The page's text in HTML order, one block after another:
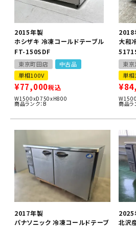
2015年製
ホシザキ 冷凍コールドテーブル
FT-150SDF
東京町田店
中古品
単相100V
¥77,000税込
W1500xD750xH800
商品ランク：B
2018
大和
東
単相
¥
商品ラ
2017年製
パナソニック 冷凍コールドテーブ
2025
北沢